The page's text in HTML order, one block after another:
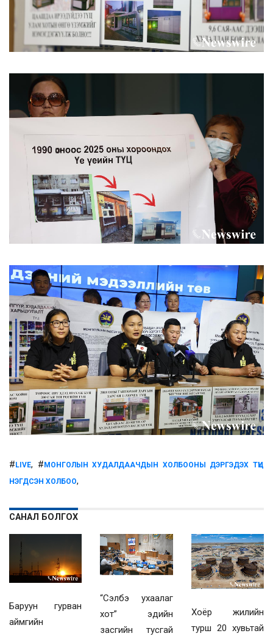
# LIVE, # МОНГОЛЫН ХУДАЛДААЧДЫН ХОЛБООНЫ ДЭРГЭДЭХ ТҮЦ
НЭГДСЭН ХОЛБОО,
САНАЛ БОЛГОХ
Баруун гурван
аймгийн
“Сэлбэ ухаалаг
хот” эдийн
засгийн тусгай
Хоёр жилийн
турш 20 хувьтай